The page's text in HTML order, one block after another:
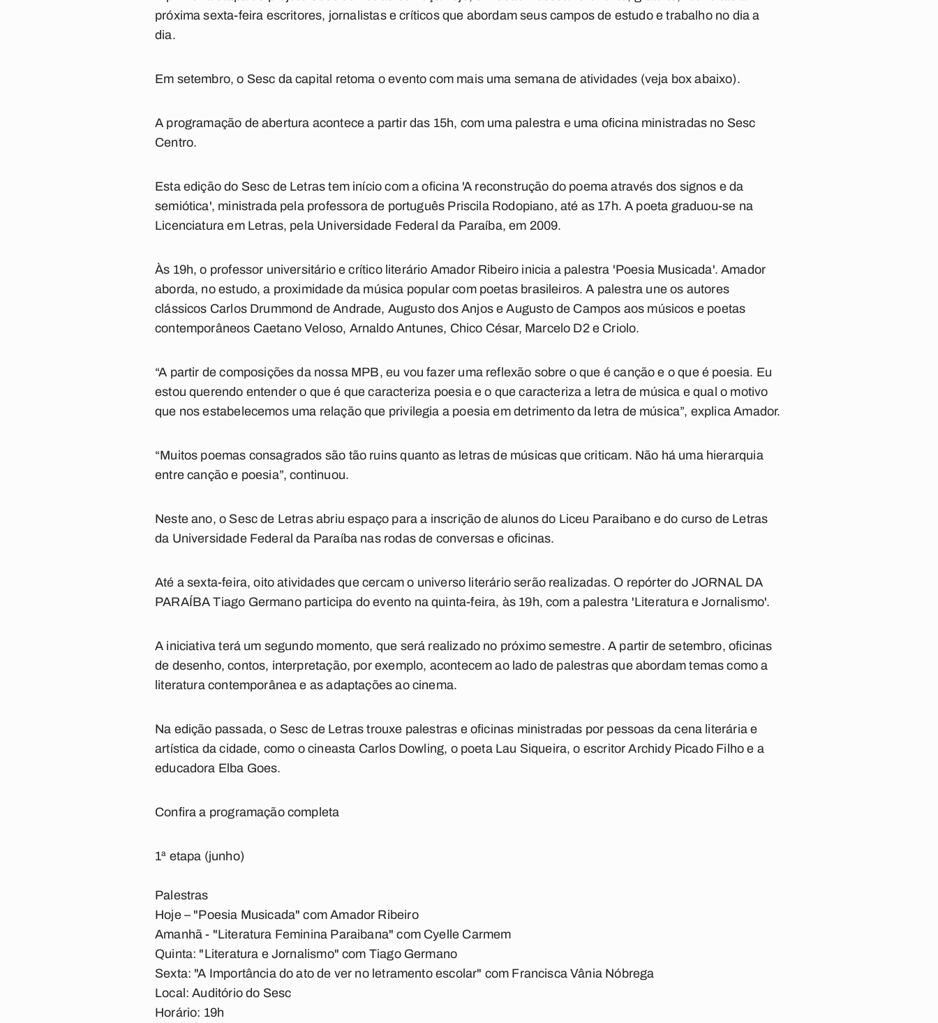
próxima sexta-feira escritores, jornalistas e críticos que abordam seus campos de estudo e trabalho no dia a
dia.
Em setembro, o Sesc da capital retoma o evento com mais uma semana de atividades (veja box abaixo).
A programação de abertura acontece a partir das 15h, com uma palestra e uma oficina ministradas no Sesc
Centro.
Esta edição do Sesc de Letras tem início com a oficina 'A reconstrução do poema através dos signos e da
semiótica', ministrada pela professora de português Priscila Rodopiano, até as 17h. A poeta graduou-se na
Licenciatura em Letras, pela Universidade Federal da Paraíba, em 2009.
Às 19h, o professor universitário e crítico literário Amador Ribeiro inicia a palestra 'Poesia Musicada'. Amador
aborda, no estudo, a proximidade da música popular com poetas brasileiros. A palestra une os autores
clássicos Carlos Drummond de Andrade, Augusto dos Anjos e Augusto de Campos aos músicos e poetas
contemporâneos Caetano Veloso, Arnaldo Antunes, Chico César, Marcelo D2 e Criolo.
“A partir de composições da nossa MPB, eu vou fazer uma reflexão sobre o que é canção e o que é poesia. Eu
estou querendo entender o que é que caracteriza poesia e o que caracteriza a letra de música e qual o motivo
que nos estabelecemos uma relação que privilegia a poesia em detrimento da letra de música”, explica Amador.
“Muitos poemas consagrados são tão ruins quanto as letras de músicas que criticam. Não há uma hierarquia
entre canção e poesia”, continuou.
Neste ano, o Sesc de Letras abriu espaço para a inscrição de alunos do Liceu Paraibano e do curso de Letras
da Universidade Federal da Paraíba nas rodas de conversas e oficinas.
Até a sexta-feira, oito atividades que cercam o universo literário serão realizadas. O repórter do JORNAL DA
PARAÍBA Tiago Germano participa do evento na quinta-feira, às 19h, com a palestra 'Literatura e Jornalismo'.
A iniciativa terá um segundo momento, que será realizado no próximo semestre. A partir de setembro, oficinas
de desenho, contos, interpretação, por exemplo, acontecem ao lado de palestras que abordam temas como a
literatura contemporânea e as adaptações ao cinema.
Na edição passada, o Sesc de Letras trouxe palestras e oficinas ministradas por pessoas da cena literária e
artística da cidade, como o cineasta Carlos Dowling, o poeta Lau Siqueira, o escritor Archidy Picado Filho e a
educadora Elba Goes.
Confira a programação completa
1ª etapa (junho)
Palestras
Hoje – "Poesia Musicada" com Amador Ribeiro
Amanhã - "Literatura Feminina Paraibana" com Cyelle Carmem
Quinta: "Literatura e Jornalismo" com Tiago Germano
Sexta: "A Importância do ato de ver no letramento escolar" com Francisca Vânia Nóbrega
Local: Auditório do Sesc
Horário: 19h